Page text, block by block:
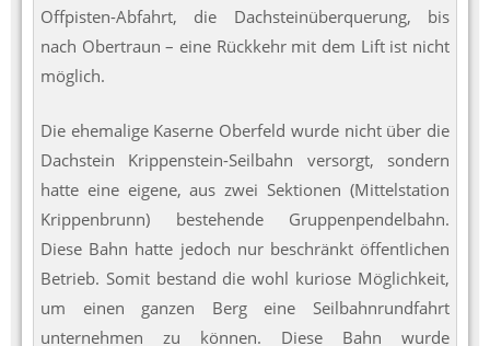
Offpisten-Abfahrt, die Dachsteinüberquerung, bis
nach Obertraun – eine Rückkehr mit dem Lift ist nicht
möglich.
Die ehemalige Kaserne Oberfeld wurde nicht über die
Dachstein Krippenstein-Seilbahn versorgt, sondern
hatte eine eigene, aus zwei Sektionen (Mittelstation
Krippenbrunn) bestehende Gruppenpendelbahn.
Diese Bahn hatte jedoch nur beschränkt öffentlichen
Betrieb. Somit bestand die wohl kuriose Möglichkeit,
um einen ganzen Berg eine Seilbahnrundfahrt
unternehmen zu können. Diese Bahn wurde